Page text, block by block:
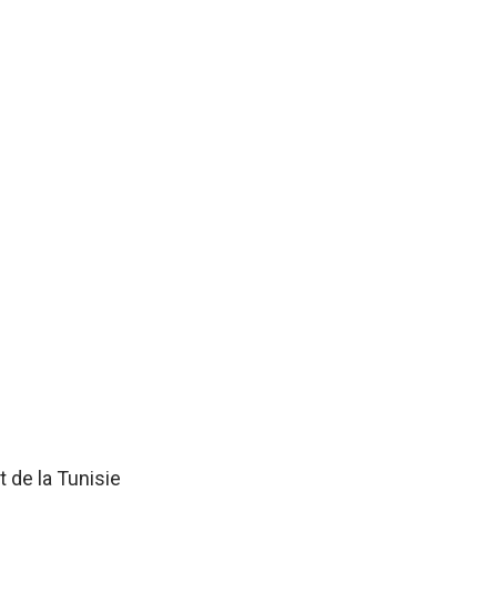
de la Tunisie